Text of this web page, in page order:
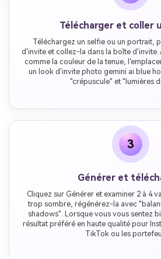
Télécharger et coller
Téléchargez un selfie ou un portrait,
d'invite et collez-la dans la boîte d'invite.
comme la couleur de la tenue,
un look d'invite photo gemini ai blue
"crépuscule" et "lumières
3
Générer et
Cliquez sur Générer et examiner 2 à 4
trop sombre, régénérez-la avec
shadows". Lorsque vous vous sentez
résultat préféré en haute qualité pour
TikTok ou les